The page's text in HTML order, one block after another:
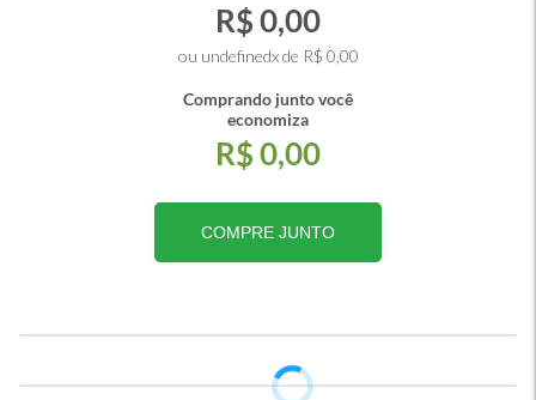
R$ 0,00
ou undefinedx de R$ 0,00
Comprando junto você
economiza
R$ 0,00
COMPRE JUNTO